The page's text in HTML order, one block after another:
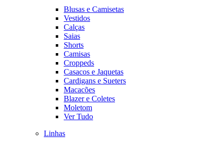
Blusas e Camisetas
Vestidos
Calças
Saias
Shorts
Camisas
Croppeds
Casacos e Jaquetas
Cardigans e Sueters
Macacões
Blazer e Coletes
Moletom
Ver Tudo
Linhas